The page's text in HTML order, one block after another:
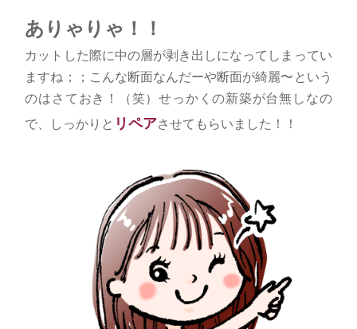
ありゃりゃ！！
カットした際に中の層が剥き出しになってしまってい
ますね；；こんな断面なんだーや断面が綺麗〜という
のはさておき！（笑）せっかくの新築が台無しなの
で、しっかりと リペアさせてもらいました！！